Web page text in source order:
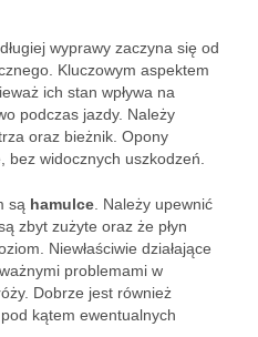
wyprawy zaczyna się od
Kluczowym aspektem
ich stan wpływa na
podczas jazdy. Należy
oraz bieżnik. Opony
bez widocznych uszkodzeń.
są hamulce . Należy upewnić
zbyt zużyte oraz że płyn
Niewłaściwie działające
problemami w
Dobrze jest również
kątem ewentualnych